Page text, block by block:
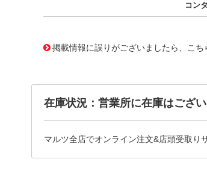
コン
掲載情報に誤りがございましたら、こち
在庫状況：営業所に在庫はござい
マルツ全店でオンライン注文&店頭受取り